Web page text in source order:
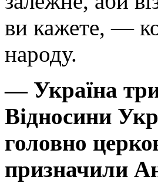
ви кажете, —
народу.
— Україна
Відносини
головно
призначили